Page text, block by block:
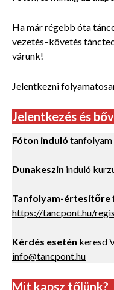
Ha már régebb óta
vezetés–követés
várunk!
Jelentkezni
Jelentkezés és
Fóton induló tanfolyam
Dunakeszin induló
Tanfolyam-értesítőre
https://tancpont.hu/
Kérdés esetén keresd
info@tancpont.hu
Mit kapsz tőlünk?